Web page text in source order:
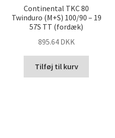
Continental TKC 80
Twinduro (M+S) 100/90 – 19
57S TT (fordæk)
895.64 DKK
Tilføj til kurv